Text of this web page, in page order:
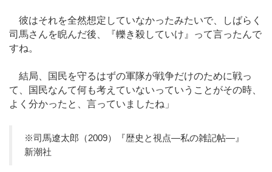
彼はそれを全然想定していなかったみたいで、しばらく
司馬さんを睨んだ後、『轢き殺していけ』って言ったんで
すね。
結局、国民を守るはずの軍隊が戦争だけのために戦っ
て、国民なんて何も考えていないっていうことがその時、
よく分かったと、言っていましたね」
※司馬遼太郎（2009）『歴史と視点―私の雑記帖―』
新潮社